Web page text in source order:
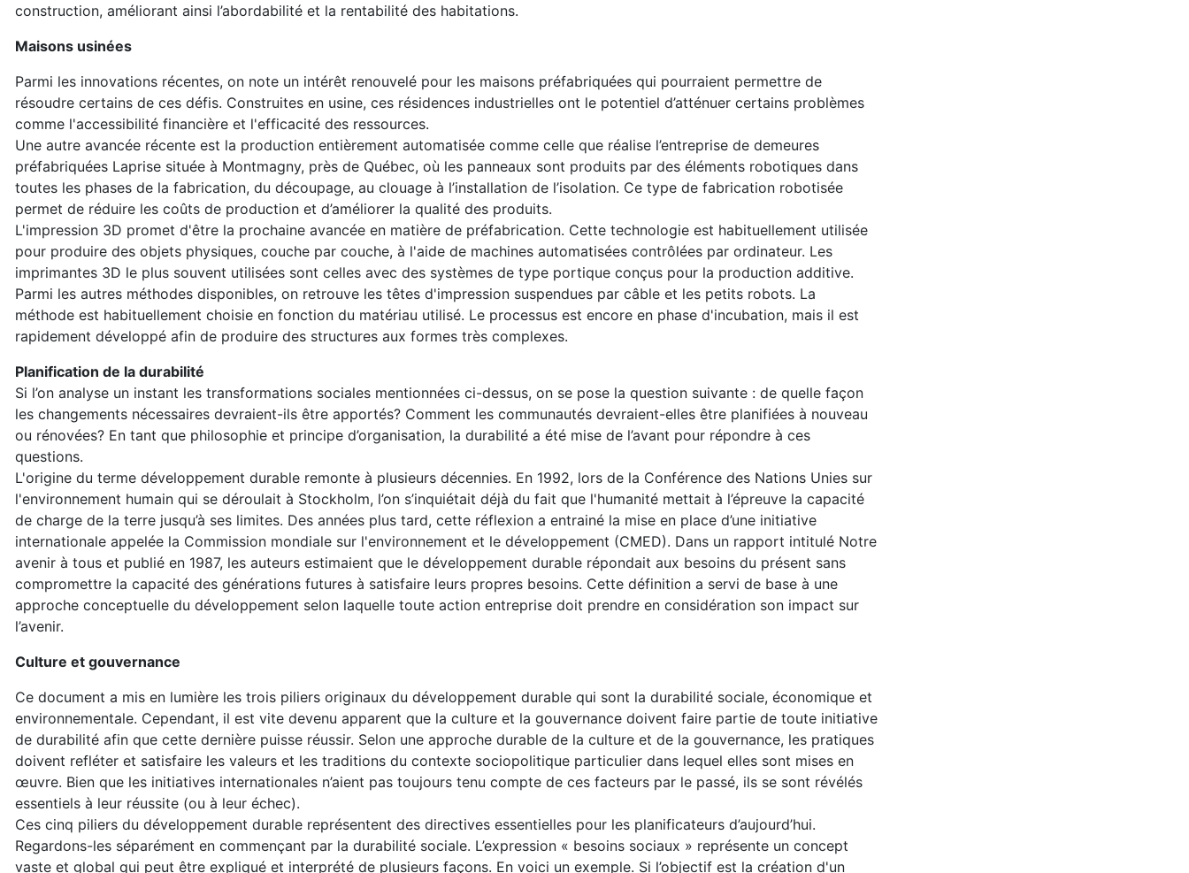
construction, améliorant ainsi l’abordabilité et la rentabilité des habitations.
Maisons usinées
Parmi les innovations récentes, on note un intérêt renouvelé pour les maisons préfabriquées qui pourraient permettre de
résoudre certains de ces défis. Construites en usine, ces résidences industrielles ont le potentiel d’atténuer certains problèmes
comme l'accessibilité financière et l'efficacité des ressources.
Une autre avancée récente est la production entièrement automatisée comme celle que réalise l’entreprise de demeures
préfabriquées Laprise située à Montmagny, près de Québec, où les panneaux sont produits par des éléments robotiques dans
toutes les phases de la fabrication, du découpage, au clouage à l’installation de l’isolation. Ce type de fabrication robotisée
permet de réduire les coûts de production et d’améliorer la qualité des produits.
L'impression 3D promet d'être la prochaine avancée en matière de préfabrication. Cette technologie est habituellement utilisée
pour produire des objets physiques, couche par couche, à l'aide de machines automatisées contrôlées par ordinateur. Les
imprimantes 3D le plus souvent utilisées sont celles avec des systèmes de type portique conçus pour la production additive.
Parmi les autres méthodes disponibles, on retrouve les têtes d'impression suspendues par câble et les petits robots. La
méthode est habituellement choisie en fonction du matériau utilisé. Le processus est encore en phase d'incubation, mais il est
rapidement développé afin de produire des structures aux formes très complexes.
Planification de la durabilité
Si l’on analyse un instant les transformations sociales mentionnées ci-dessus, on se pose la question suivante : de quelle façon
les changements nécessaires devraient-ils être apportés? Comment les communautés devraient-elles être planifiées à nouveau
ou rénovées? En tant que philosophie et principe d’organisation, la durabilité a été mise de l’avant pour répondre à ces
questions.
L'origine du terme développement durable remonte à plusieurs décennies. En 1992, lors de la Conférence des Nations Unies sur
l'environnement humain qui se déroulait à Stockholm, l’on s’inquiétait déjà du fait que l'humanité mettait à l’épreuve la capacité
de charge de la terre jusqu’à ses limites. Des années plus tard, cette réflexion a entrainé la mise en place d’une initiative
internationale appelée la Commission mondiale sur l'environnement et le développement (CMED). Dans un rapport intitulé Notre
avenir à tous et publié en 1987, les auteurs estimaient que le développement durable répondait aux besoins du présent sans
compromettre la capacité des générations futures à satisfaire leurs propres besoins. Cette définition a servi de base à une
approche conceptuelle du développement selon laquelle toute action entreprise doit prendre en considération son impact sur
l’avenir.
Culture et gouvernance
Ce document a mis en lumière les trois piliers originaux du développement durable qui sont la durabilité sociale, économique et
environnementale. Cependant, il est vite devenu apparent que la culture et la gouvernance doivent faire partie de toute initiative
de durabilité afin que cette dernière puisse réussir. Selon une approche durable de la culture et de la gouvernance, les pratiques
doivent refléter et satisfaire les valeurs et les traditions du contexte sociopolitique particulier dans lequel elles sont mises en
œuvre. Bien que les initiatives internationales n’aient pas toujours tenu compte de ces facteurs par le passé, ils se sont révélés
essentiels à leur réussite (ou à leur échec).
Ces cinq piliers du développement durable représentent des directives essentielles pour les planificateurs d’aujourd’hui.
Regardons-les séparément en commençant par la durabilité sociale. L’expression « besoins sociaux » représente un concept
vaste et global qui peut être expliqué et interprété de plusieurs façons. En voici un exemple. Si l’objectif est la création d'un